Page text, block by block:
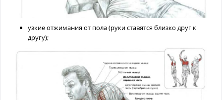
узкие отжимания от пола (руки ставятся близко друг к
другу);